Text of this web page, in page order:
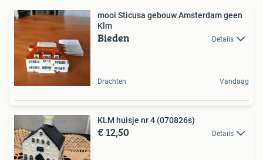
mooi Sticusa gebouw Amsterdam geen
Klm
Bieden Details
Drachten Vandaag
KLM huisje nr 4 (070826s)
€ 12,50 Details